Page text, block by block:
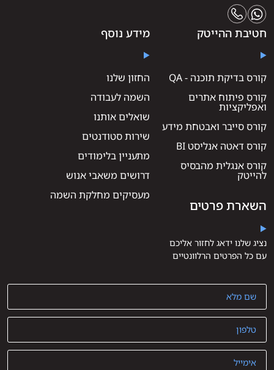
חטיבת ההייטק
קורס בדיקת תוכנה - QA
קורס פיתוח אתרים
ואפליקציות
קורס סייבר ואבטחת מידע
קורס דאטה אנליסט BI
קורס אנגלית מהבסיס
להייטק
מידע נוסף
החזון שלנו
השמה לעבודה
שואלים אותנו
שירות סטודנטים
מתעניין בלימודים
דרושים משאבי אנוש
מעסיקים מחלקת השמה
השארת פרטים
נציג שלנו ידאג לחזור אליכם
עם כל הפרטים הרלוונטיים